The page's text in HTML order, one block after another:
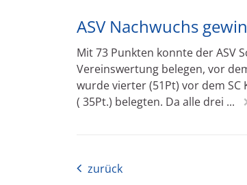
ASV Nachwuchs
Mit 73 Punkten konnte der ASV
Vereinswertung belegen, vor
wurde vierter (51Pt) vor dem SC
( 35Pt.) belegten. Da alle drei ...
zurück